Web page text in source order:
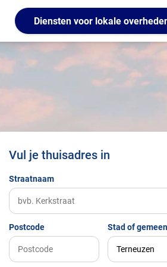
Diensten voor lokale
Vul je thuisadres in
Straatnaam
Postcode Stad of